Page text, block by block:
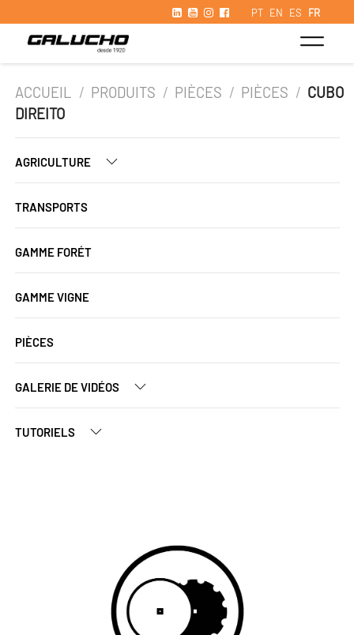
PT EN ES FR
ACCUEIL / PRODUITS / PIÈCES / PIÈCES / CUBO
DIREITO
AGRICULTURE
TRANSPORTS
GAMME FORÉT
GAMME VIGNE
PIÈCES
GALERIE DE VIDÉOS
TUTORIELS